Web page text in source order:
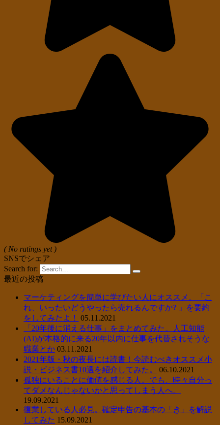
( No ratings yet )
SNSでシェア
Search for:
最近の投稿
マーケティングを簡単に学びたい人にオススメ。「こ
れ、いったいどうやったら売れるんですか? 」を要約
をしてみたよ！
05.11.2021
「20年後に消える仕事」をまとめてみた。人工知能
(AI)が本格的に来る20年以内に仕事を代替されそうな
職業とか 03.11.2021
2021年版・秋の夜長には読書！今読むべきオススメ小
説・ビジネス書10選を紹介してみた。
06.10.2021
孤独にいることに価値を感じる人。でも、時々自分っ
てダメなんじゃないかと思ってしまう人へ。
19.09.2021
復業している人必見。確定申告の基本の「き」を解説
してみた 15.09.2021